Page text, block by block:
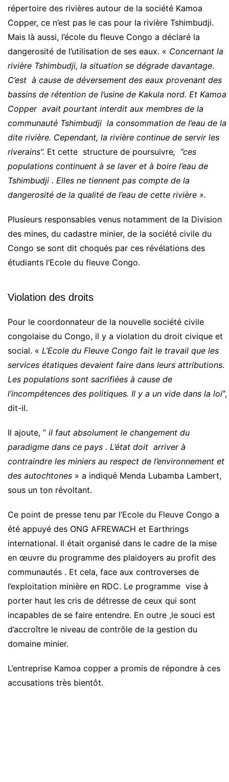
répertoire des rivières autour de la société Kamoa
Copper, ce n’est pas le cas pour la rivière Tshimbudji.
Mais là aussi, l’école du fleuve Congo a déclaré la
dangerosité de l’utilisation de ses eaux. « Concernant la
rivière Tshimbudji, la situation se dégrade davantage.
C’est à cause de déversement des eaux provenant des
bassins de rétention de l’usine de Kakula nord. Et Kamoa
Copper avait pourtant interdit aux membres de la
communauté Tshimbudji la consommation de l’eau de la
dite rivière. Cependant, la rivière continue de servir les
riverains”. Et cette structure de poursuivre, ”ces
populations continuent à se laver et à boire l’eau de
Tshimbudji . Elles ne tiennent pas compte de la
dangerosité de la qualité de l’eau de cette rivière ».
Plusieurs responsables venus notamment de la Division
des mines, du cadastre minier, de la société civile du
Congo se sont dit choqués par ces révélations des
étudiants l’Ecole du fleuve Congo.
Violation des droits
Pour le coordonnateur de la nouvelle société civile
congolaise du Congo, il y a violation du droit civique et
social. « L’Ecole du Fleuve Congo fait le travail que les
services étatiques devaient faire dans leurs attributions.
Les populations sont sacrifiées à cause de
l’incompétences des politiques. Il y a un vide dans la loi’‘,
dit-il.
Il ajoute, ” il faut absolument le changement du
paradigme dans ce pays . L’état doit arriver à
contraindre les miniers au respect de l’environnement et
des autochtones » a indiqué Menda Lubamba Lambert,
sous un ton révoltant.
Ce point de presse tenu par l’Ecole du Fleuve Congo a
été appuyé des ONG AFREWACH et Earthrings
international. Il était organisé dans le cadre de la mise
en œuvre du programme des plaidoyers au profit des
communautés . Et cela, face aux controverses de
l’exploitation minière en RDC. Le programme vise à
porter haut les cris de détresse de ceux qui sont
incapables de se faire entendre. En outre ,le souci est
d’accroître le niveau de contrôle de la gestion du
domaine minier.
L’entreprise Kamoa copper a promis de répondre à ces
accusations très bientôt.